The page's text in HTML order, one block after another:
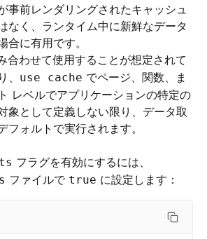
事前レンダリングされたキャッシュ
なく、ランタイム中に新鮮なデータ
合に有用です。
合わせて使用することが想定されて
use cache でページ、関数、ま
レベルでアプリケーションの特定の
象として定義しない限り、データ取
フォルトで実行されます。
フラグを有効にするには、
ファイルで true に設定します：